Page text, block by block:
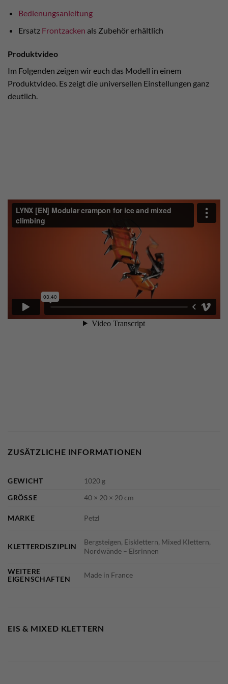
Bedienungsanleitung
Ersatz Frontzacken als Zubehör erhältlich
Produktvideo
Im Folgenden zeigen wir euch das Modell in einem
Produktvideo. Es zeigt die universellen Einstellungen ganz
deutlich.
ZUSÄTZLICHE INFORMATIONEN
GEWICHT
1020 g
GRÖSSE
40 × 20 × 20 cm
MARKE Petzl
KLETTERDISZIPLIN
Bergsteigen, Eisklettern, Mixed Klettern,
Nordwände – Eisrinnen
WEITERE
EIGENSCHAFTEN
Made in France
EIS & MIXED KLETTERN